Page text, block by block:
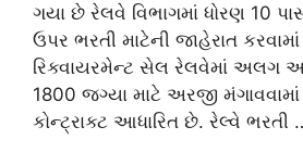
ગયા છે રેલવે વિભાગમાં ધોરણ
ઉપર ભરતી માટેની જાહેરાત
રિક્વાયરમેન્ટ સેલ રેલવેમાં અલગ
1800 જગ્યા માટે અરજી
કોન્ટ્રાક્ટ આધારિત છે. રેલ્વે ભરતી